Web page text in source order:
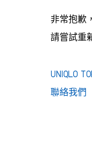
非常抱歉
請嘗試重
UNIQLO
聯絡我們